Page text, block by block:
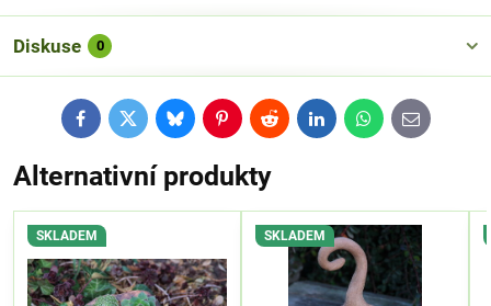
Diskuse 0
FacebookTwitterBlueskyPinterestRedditLinkedInWhatsApp
E-
mail
Alternativní produkty
SKLADEM SKLADEM